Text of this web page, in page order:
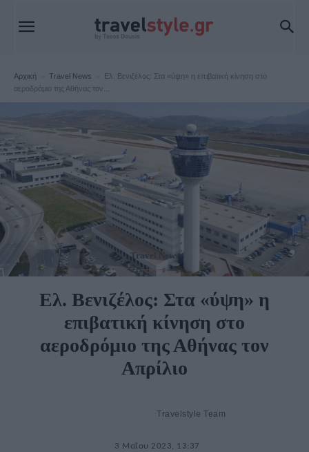
Αρχική Travel News
Ελ. Βενιζέλος: Στα «ύψη» η επιβατική κίνηση στο
αεροδρόμιο της Αθήνας τον...
Travel News
Ελ. Βενιζέλος: Στα «ύψη» η
επιβατική κίνηση στο
αεροδρόμιο της Αθήνας τον
Απρίλιο
Travelstyle Team
3 Μαΐου 2023, 13:37